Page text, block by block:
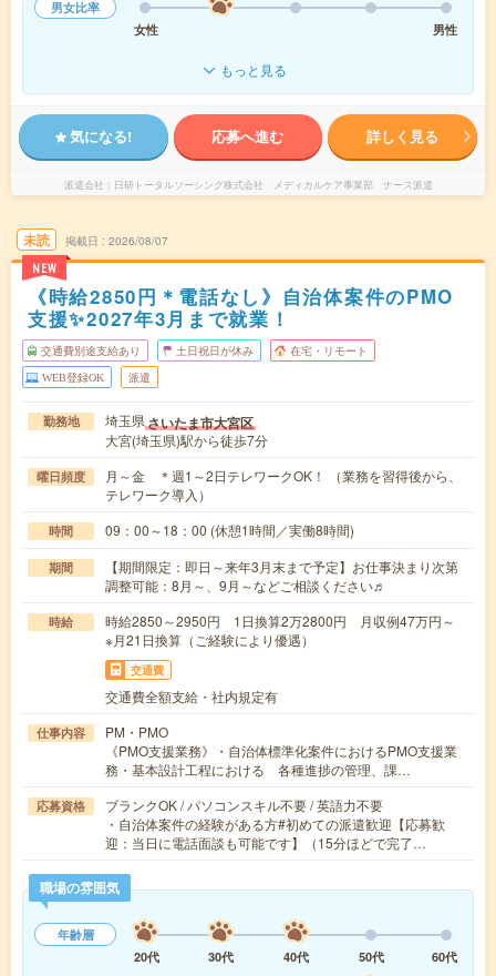
男女比率
女性
男性
もっと見る
気になる! 応募へ進む 詳しく見る
派遣会社 日研トータルソーシング株式会社 メディカルケア事業部 ナース派遣
未読
NEW
掲載日 2026/08/07
《時給2850円＊電話なし》自治体案件のPMO
支援✨2027年3月まで就業！
交通費別途支給あり 土日祝日が休み 在宅・リモート
WEB登録OK 派遣
勤務地 埼玉県さいたま市大宮区
大宮(埼玉県)駅から徒歩7分
曜日頻度
月～金 ＊週1～2日テレワークOK！ （業務を習得後から、
テレワーク導入）
時間 09：00～18：00 (休憩1時間／実働8時間)
期間
【期間限定：即日～来年3月末まで予定】お仕事決まり次第
調整可能：8月～、9月～などご相談ください♬
時給
時給2850～2950円 1日換算2万2800円 月収例47万円～
※月21日換算（ご経験により優遇）
交通費
交通費全額支給・社内規定有
仕事内容
PM・PMO
《PMO支援業務》・自治体標準化案件におけるPMO支援業
務・基本設計工程における 各種進捗の管理、課…
応募資格
ブランクOK / パソコンスキル不要 / 英語力不要
・自治体案件の経験がある方#初めての派遣歓迎【応募歓
迎：当日に電話面談も可能です】（15分ほどで完了…
職場の雰囲気
年齢層
20代
30代 40代 50代
60代